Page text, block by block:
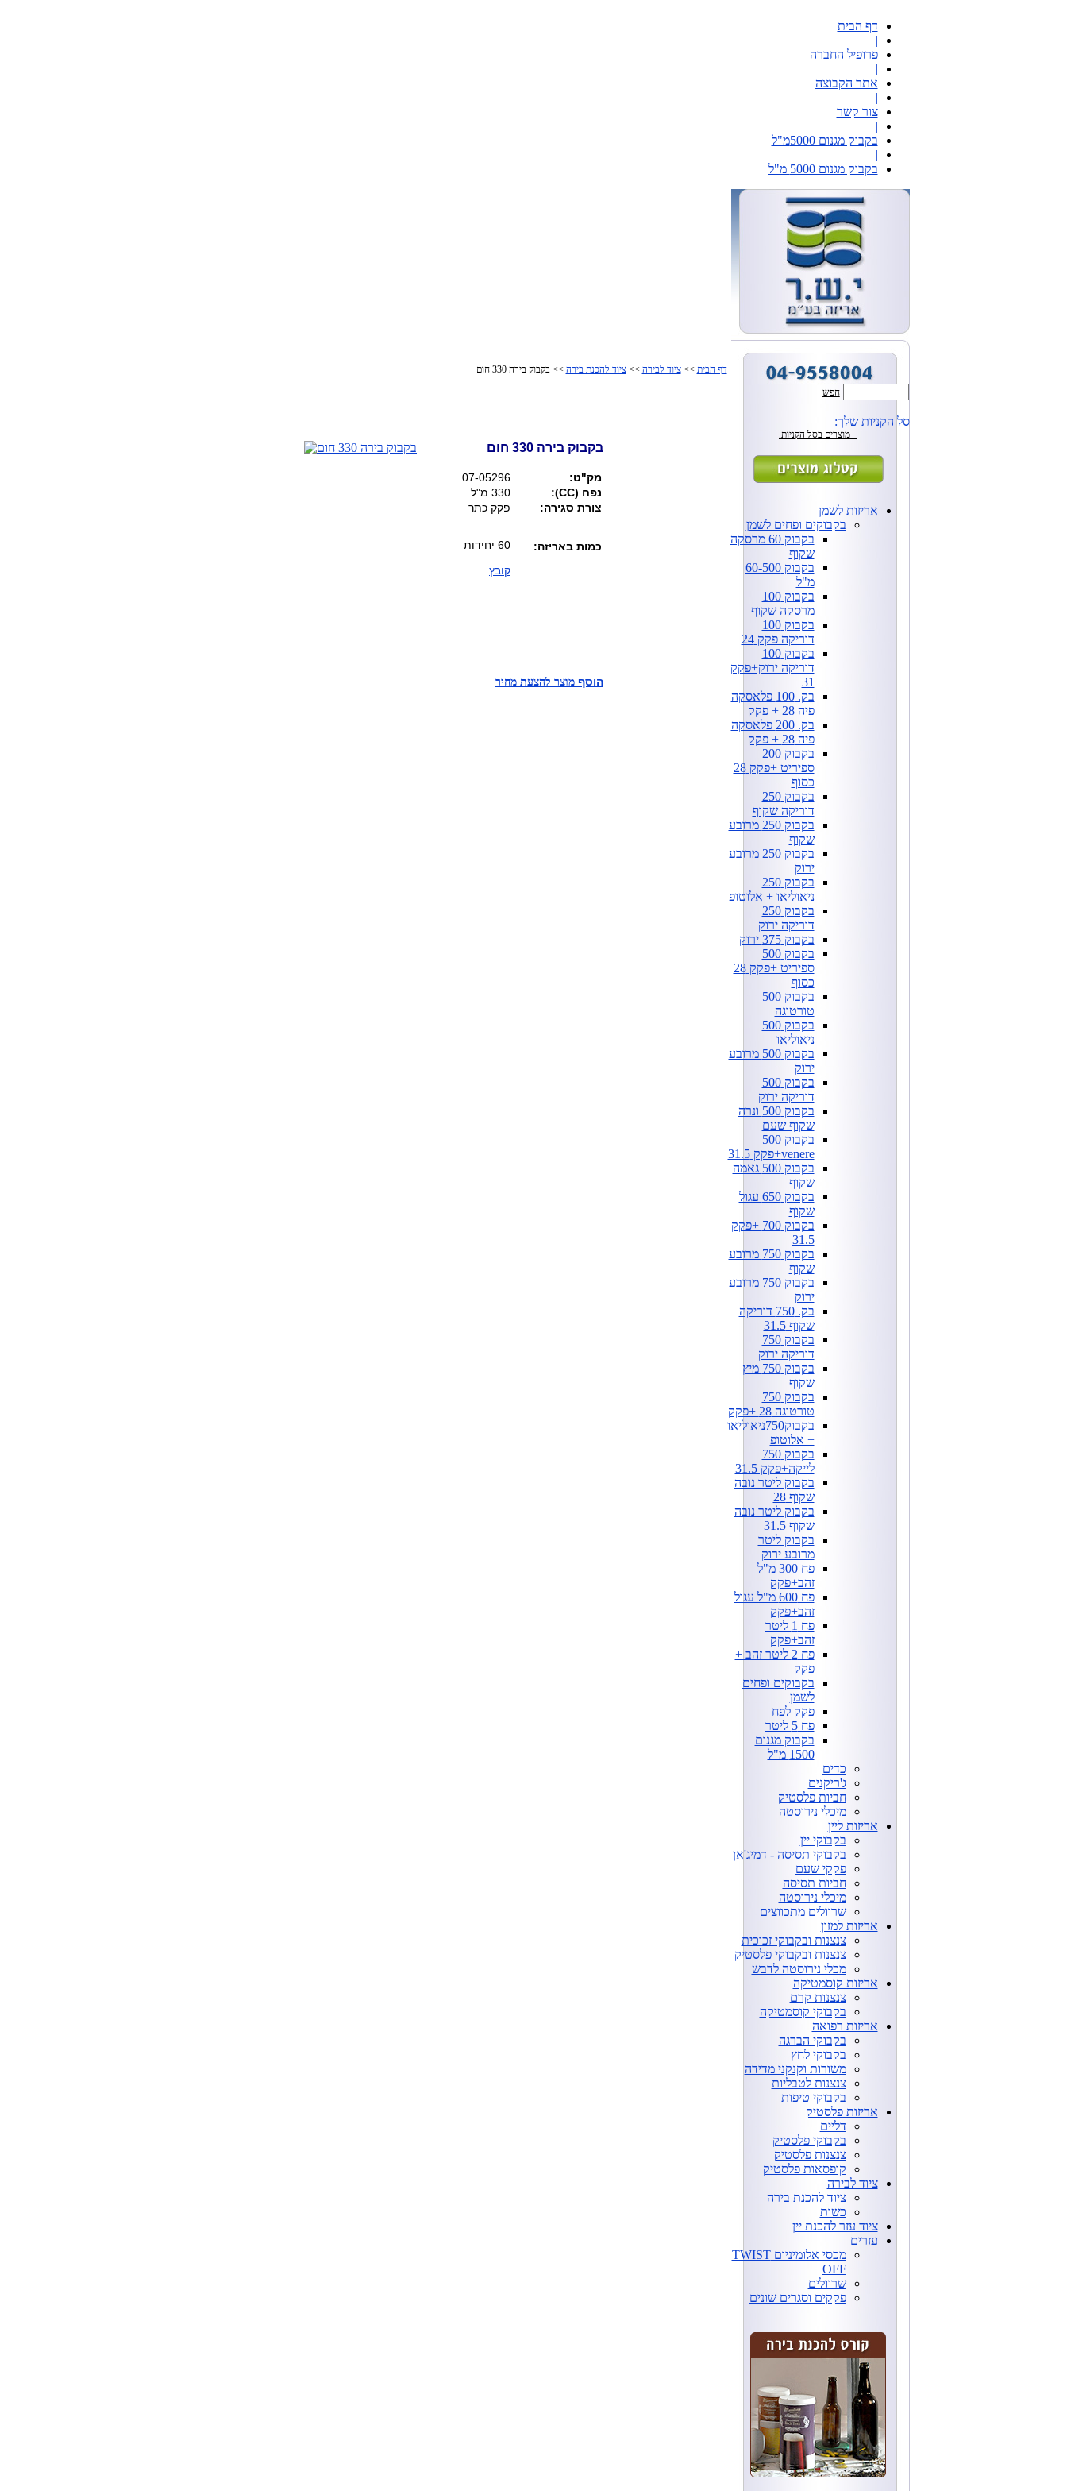
דף הבית
|
פרופיל החברה
|
אתר הקבוצה
|
צור קשר
|
בקבוק מגנום 5000מ"ל
|
בקבוק מגנום 5000 מ"ל
חפש
סל הקניות שלך:
מוצרים בסל הקניות.
אריזות לשמן
בקבוקים ופחים לשמן
בקבוק 60 מרסקה
שקוף
בקבוק 60-500
מ"ל
בקבוק 100
מרסקה שקוף
בקבוק 100
דוריקה פקק 24
בקבוק 100
דוריקה ירוק+פקק
31
בק. 100 פלאסקה
פיה 28 + פקק
בק. 200 פלאסקה
פיה 28 + פקק
בקבוק 200
ספיריט +פקק 28
כסוף
בקבוק 250
דוריקה שקוף
בקבוק 250 מרובע
שקוף
בקבוק 250 מרובע
ירוק
בקבוק 250
ניאוליאו + אלוטופ
בקבוק 250
דוריקה ירוק
בקבוק 375 ירוק
בקבוק 500
ספיריט +פקק 28
כסוף
בקבוק 500
טורטוגה
בקבוק 500
ניאוליאו
בקבוק 500 מרובע
ירוק
בקבוק 500
דוריקה ירוק
בקבוק 500 ונרה
שקוף שעם
בקבוק 500
venere+פקק 31.5
בקבוק 500 גאמה
שקוף
בקבוק 650 עגול
שקוף
בקבוק 700 +פקק
31.5
בקבוק 750 מרובע
שקוף
בקבוק 750 מרובע
ירוק
בק. 750 דוריקה
שקוף 31.5
בקבוק 750
דוריקה ירוק
בקבוק 750 מיץ
שקוף
בקבוק 750
טורטוגה 28 +פקק
בקבוק750ניאוליאו
+ אלוטופ
בקבוק 750
לייקה+פקק 31.5
בקבוק ליטר נובה
שקוף 28
בקבוק ליטר נובה
שקוף 31.5
בקבוק ליטר
מרובע ירוק
פח 300 מ"ל
זהב+פקק
פח 600 מ"ל עגול
זהב+פקק
פח 1 ליטר
זהב+פקק
פח 2 ליטר זהב +
פקק
בקבוקים ופחים
לשמן
פקק לפח
פח 5 ליטר
בקבוק מגנום
1500 מ"ל
כדים
ג'ריקנים
חביות פלסטיק
מיכלי נירוסטה
אריזות ליין
בקבוקי יין
בקבוקי תסיסה - דמיג'אן
פקקי שעם
חביות תסיסה
מיכלי נירוסטה
שרוולים מתכווצים
אריזות למזון
צנצנות ובקבוקי זכוכית
צנצנות ובקבוקי פלסטיק
מכלי נירוסטה לדבש
אריזות קוסמטיקה
צנצנות קרם
בקבוקי קוסמטיקה
אריזות רפואה
בקבוקי הברגה
בקבוקי לחץ
משורות וקנקני מדידה
צנצנות לטבליות
בקבוקי טיפות
אריזות פלסטיק
דליים
בקבוקי פלסטיק
צנצנות פלסטיק
קופסאות פלסטיק
ציוד לבירה
ציוד להכנת בירה
כשות
ציוד עזר להכנת יין
עזרים
מכסי אלומיניום TWIST
OFF
שרוולים
פקקים וסגרים שונים
דף הבית >>ציוד לבירה >>ציוד להכנת בירה >> בקבוק בירה 330 חום
בקבוק בירה 330 חום
מק"ט:
07-05296
נפח (CC):
330 מ"ל
צורת סגירה:
פקק כתר
כמות באריזה:
60 יחידות
קובץ
הוסף מוצר להצעת מחיר